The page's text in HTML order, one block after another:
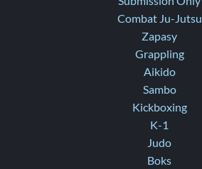
Combat Ju-Jutsu
Zapasy
Grappling
Aikido
Sambo
Kickboxing
K-1
Judo
Boks